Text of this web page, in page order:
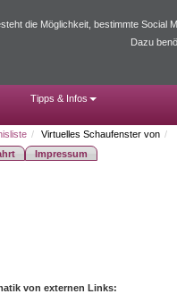
Tipps & Infos
Virtuelles Schaufenster von
Impressum
von externen Links:
die Möglichkeit, bestimmte
Dazu